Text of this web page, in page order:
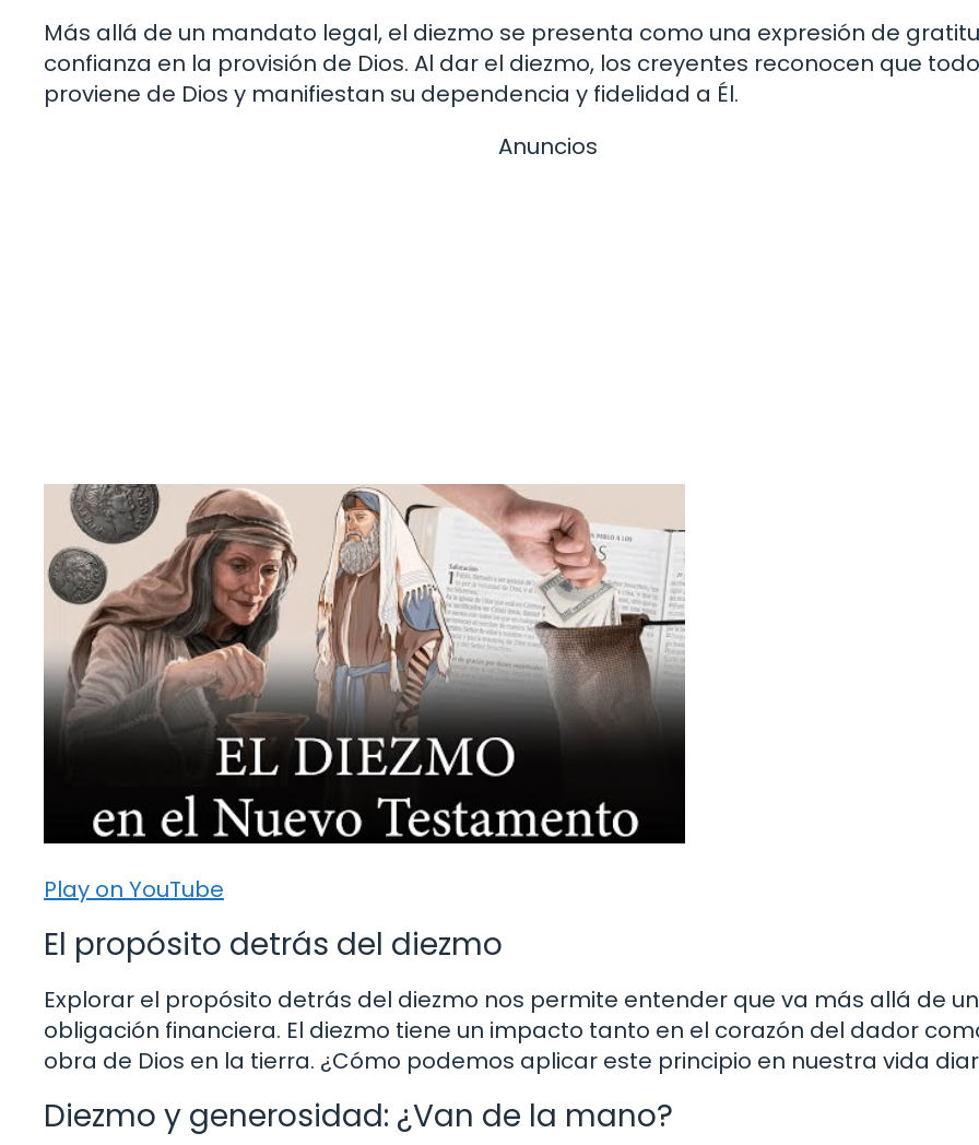
Más allá de un mandato legal, el diezmo se presenta como una expresión de
confianza en la provisión de Dios. Al dar el diezmo, los creyentes reconocen que todo
proviene de Dios y manifiestan su dependencia y fidelidad a Él.
Anuncios
Play on YouTube
El propósito detrás del diezmo
Explorar el propósito detrás del diezmo nos permite entender que va más allá de
obligación financiera. El diezmo tiene un impacto tanto en el corazón del dador
obra de Dios en la tierra. ¿Cómo podemos aplicar este principio en nuestra vida
Diezmo y generosidad: ¿Van de la mano?